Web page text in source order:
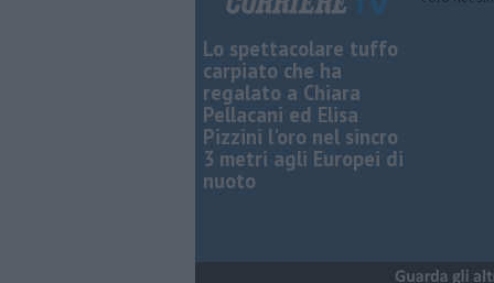
Lo spettacolare tuffo
carpiato che ha
regalato a Chiara
Pellacani ed Elisa
Pizzini l'oro nel sincro
3 metri agli Europei di
nuoto